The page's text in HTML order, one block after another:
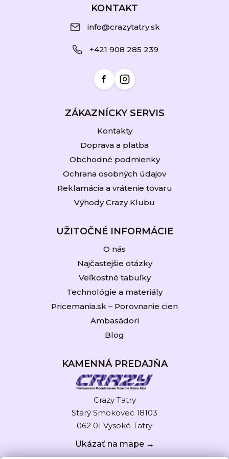
KONTAKT
info@crazytatry.sk
+421 908 285 239
ZÁKAZNÍCKY SERVIS
Kontakty
Doprava a platba
Obchodné podmienky
Ochrana osobných údajov
Reklamácia a vrátenie tovaru
Výhody Crazy Klubu
UŽITOČNÉ INFORMÁCIE
O nás
Najčastejšie otázky
Veľkostné tabuľky
Technológie a materiály
Pricemania.sk – Porovnanie cien
Ambasádori
Blog
KAMENNÁ PREDAJŇA
Crazy Tatry
Starý Smokovec 18103
062 01 Vysoké Tatry
Ukázať na mape →